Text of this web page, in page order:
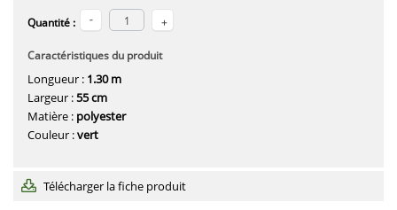
Quantité :
Caractéristiques du produit
Longueur : 1.30 m
Largeur :55 cm
Matière : polyester
Couleur :vert
Télécharger la fiche produit